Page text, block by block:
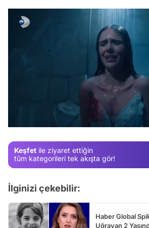
Keşfet ile ziyaret ettiğin
tüm kategorileri tek akışta gör!
İlginizi çekebilir:
Haber Global
Uğrayan 2